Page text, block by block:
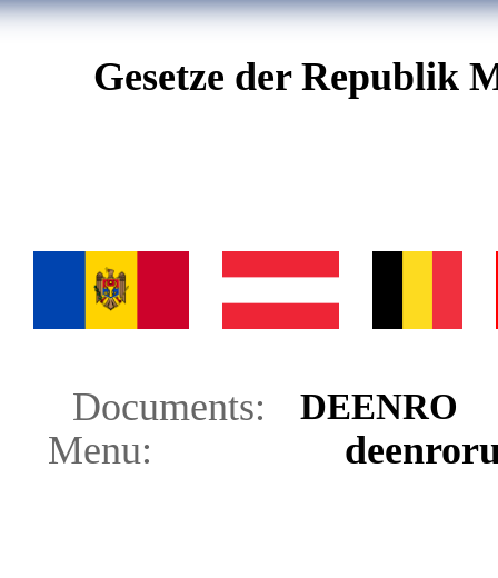
Gesetze der Republik
Documents: DEENRO
Menu: deenro